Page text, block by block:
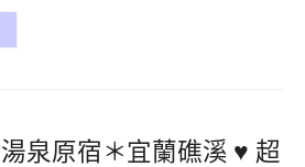
泉原宿＊宜蘭礁溪 ♥ 超